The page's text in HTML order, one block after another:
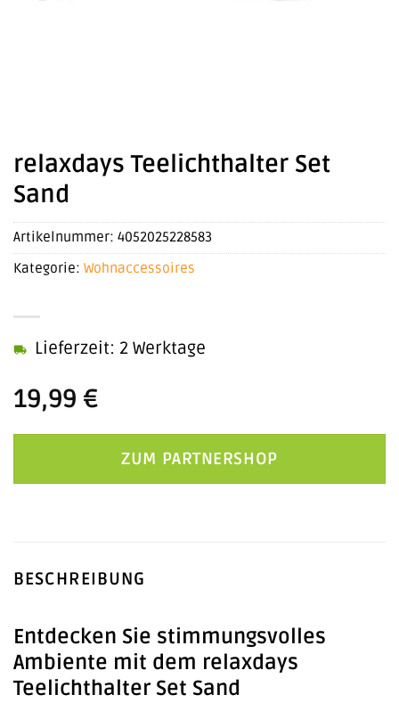
relaxdays Teelichthalter Set
Sand
19,99 €
Lieferzeit: 2 Werktage
ZUM PARTNERSHOP
Artikelnummer: 4052025228583
Kategorie: Wohnaccessoires
BESCHREIBUNG
Entdecken Sie stimmungsvolles
Ambiente mit dem relaxdays
Teelichthalter Set Sand